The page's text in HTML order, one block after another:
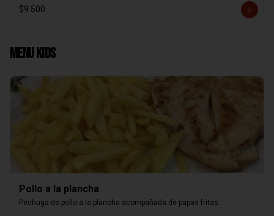
$9.500
Menu Kids
Pollo a la plancha
Pechuga de pollo a la plancha acompañada de papas fritas.